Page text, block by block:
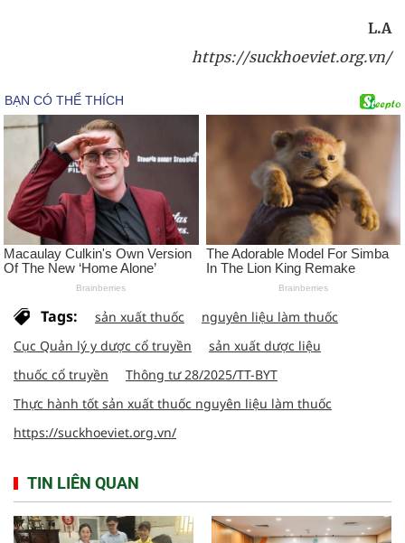
L.A
https://suckhoeviet.org.vn/
Tags: sản xuất thuốc
nguyên liệu làm thuốc
Cục Quản lý y dược cổ truyền
sản xuất dược liệu
thuốc cổ truyền
Thông tư 28/2025/TT-BYT
Thực hành tốt sản xuất thuốc nguyên liệu làm thuốc
https://suckhoeviet.org.vn/
TIN LIÊN QUAN